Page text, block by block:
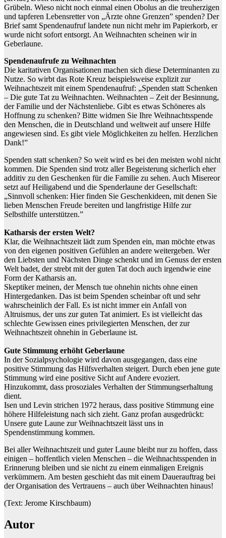
Grübeln. Wieso nicht noch einmal einen Obolus an die treuherzigen
und tapferen Lebensretter von „Ärzte ohne Grenzen” spenden? Der
Brief samt Spendenaufruf landete nun nicht mehr im Papierkorb, er
wurde nicht sofort entsorgt. An Weihnachten scheinen wir in
Geberlaune.
Spendenaufrufe zu Weihnachten
Die karitativen Organisationen machen sich diese Determinanten zu
Nutze. So wirbt das Rote Kreuz beispielsweise explizit zur
Weihnachtszeit mit einem Spendenaufruf: „Spenden statt Schenken
– Die gute Tat zu Weihnachten. Weihnachten – Zeit der Besinnung,
der Familie und der Nächstenliebe. Gibt es etwas Schöneres als
Hoffnung zu schenken? Bitte widmen Sie Ihre Weihnachtsspende
den Menschen, die in Deutschland und weltweit auf unsere Hilfe
angewiesen sind. Es gibt viele Möglichkeiten zu helfen. Herzlichen
Dank!”
Spenden statt schenken? So weit wird es bei den meisten wohl nicht
kommen. Die Spenden sind trotz aller Begeisterung sicherlich eher
additiv zu den Geschenken für die Familie zu sehen. Auch Misereor
setzt auf Heiligabend und die Spenderlaune der Gesellschaft:
„Sinnvoll schenken: Hier finden Sie Geschenkideen, mit denen Sie
lieben Menschen Freude bereiten und langfristige Hilfe zur
Selbsthilfe unterstützen.”
Katharsis der ersten Welt?
Klar, die Weihnachtszeit lädt zum Spenden ein, man möchte etwas
von den eigenen positiven Gefühlen an andere weitergeben. Wer
den Liebsten und Nächsten Dinge schenkt und im Genuss der ersten
Welt badet, der strebt mit der guten Tat doch auch irgendwie eine
Form der Katharsis an.
Skeptiker meinen, der Mensch tue ohnehin nichts ohne einen
Hintergedanken. Das ist beim Spenden scheinbar oft und sehr
wahrscheinlich der Fall. Es ist nicht immer ein Anfall von
Altruismus, der uns zur guten Tat animiert. Es ist vielleicht das
schlechte Gewissen eines privilegierten Menschen, der zur
Weihnachtszeit ohnehin in Geberlaune ist.
Gute Stimmung erhöht Geberlaune
In der Sozialpsychologie wird davon ausgegangen, dass eine
positive Stimmung das Hilfsverhalten steigert. Durch eben jene gute
Stimmung wird eine positive Sicht auf Andere evoziert.
Hinzukommt, dass prosoziales Verhalten der Stimmungserhaltung
dient.
Isen und Levin strichen 1972 heraus, dass positive Stimmung eine
höhere Hilfeleistung nach sich zieht. Ganz profan ausgedrückt:
Unsere gute Laune zur Weihnachtszeit lässt uns in
Spendenstimmung kommen.
Bei aller Weihnachtszeit und guter Laune bleibt nur zu hoffen, dass
einigen – hoffentlich vielen Menschen – die Weihnachtsspenden in
Erinnerung bleiben und sie nicht zu einem einmaligen Ereignis
verkümmern. Am besten geschieht das mit einem Dauerauftrag bei
der Organisation des Vertrauens – auch über Weihnachten hinaus!
(Text: Jerome Kirschbaum)
Autor